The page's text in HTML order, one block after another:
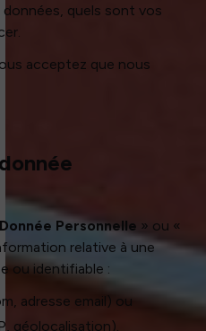
quels sont vos
acceptez que nous
Donnée Personnelle » ou «
relative à une
ou identifiable :
adresse email) ou
géolocalisation).